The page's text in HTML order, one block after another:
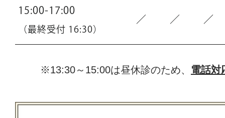
15:00-17:00
（最終受付 16:30）
／ ／ ／
※13:30～15:00は昼休診のため、 電話対